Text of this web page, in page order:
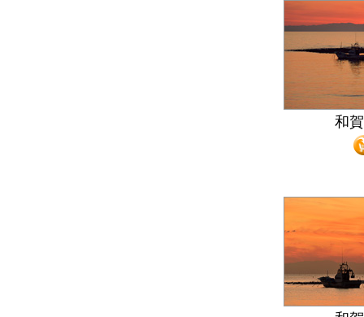
和